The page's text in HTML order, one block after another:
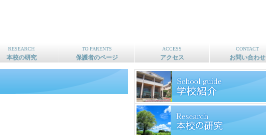
RESEARCH
本校の研究
TO PARENTS
保護者のページ
ACCESS
アクセス
CONTACT
お問い合わせ